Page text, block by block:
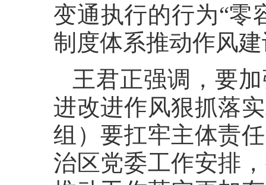
变通执行的行为“零
制度体系推动作风
王君正强调，要
进改进作风狠抓落
组）要扛牢主体责
治区党委工作安排